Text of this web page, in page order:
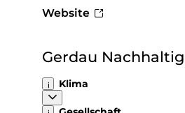
Website
Gerdau
Klima